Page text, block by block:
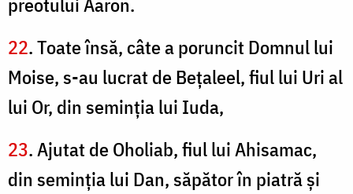
preotului Aaron.
22. Toate însă, câte a poruncit Domnul lui
Moise, s-au lucrat de Beţaleel, fiul lui Uri al
lui Or, din seminţia lui Iuda,
23. Ajutat de Oholiab, fiul lui Ahisamac,
din seminţia lui Dan, săpător în piatră şi